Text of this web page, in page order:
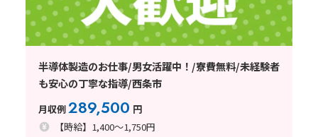
半導体製造のお仕事/男女活躍中！/寮費無料/未経験者
も安心の丁寧な指導/西条市
月収例289,500 円
【時給】1,400～1,750円